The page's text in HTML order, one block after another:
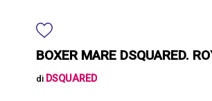
BOXER MARE DSQUARED.
di DSQUARED